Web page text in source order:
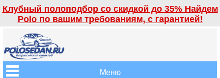
Клубный полоподбор со скидкой до 35% Найдем
Polo по вашим требованиям, с гарантией!
Меню